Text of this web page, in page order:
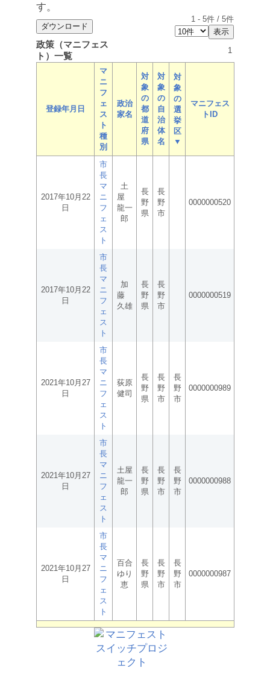
す。
1 - 5件 / 5件
政策（マニフェス
ト）一覧
1
登録年月日
マ
ニ
フ
ェ
ス
ト
種
別
政治
家名
対
象
の
都
道
府
県
対
象
の
自
治
体
名
対
象
の
選
挙
区
▼
マニフェス
トID
2017年10月22
日
市
長
マ
ニ
フ
ェ
ス
ト
土
屋
龍一
郎
長
野
県
長
野
市
0000000520
2017年10月22
日
市
長
マ
ニ
フ
ェ
ス
ト
加
藤
久雄
長
野
県
長
野
市
0000000519
2021年10月27
日
市
長
マ
ニ
フ
ェ
ス
ト
荻原
健司
長
野
県
長
野
市
長
野
市
0000000989
2021年10月27
日
市
長
マ
ニ
フ
ェ
ス
ト
土屋
龍一
郎
長
野
県
長
野
市
長
野
市
0000000988
2021年10月27
日
市
長
マ
ニ
フ
ェ
ス
ト
百合
ゆり
恵
長
野
県
長
野
市
長
野
市
0000000987